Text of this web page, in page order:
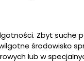
Zbyt suche
środowisko
lub w